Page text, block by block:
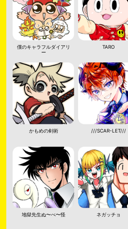
僕のキャラフルダイアリ
ー
TARO
かもめの剣術 ///SCAR-LET///
地獄先生ぬ〜べ〜怪 ネガッチョ